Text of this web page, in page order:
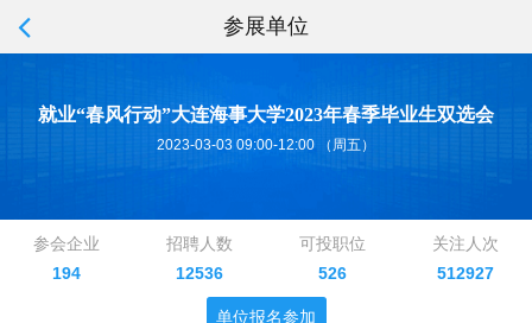
参展单位
就业“春风行动”大连海事大学2023年春季毕业生双选会
2023-03-03 09:00-12:00 （周五）
参会企业
194
招聘人数
12536
可投职位
526
关注人次
512927
单位报名参加